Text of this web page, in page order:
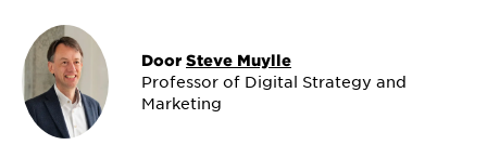
Door Steve Muylle
Professor of Digital Strategy and
Marketing